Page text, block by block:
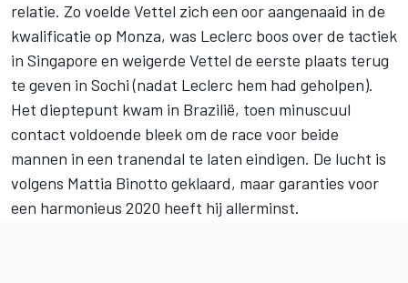
relatie. Zo voelde Vettel zich een oor aangenaaid in de
kwalificatie op Monza, was Leclerc boos over de tactiek
in Singapore en weigerde Vettel de eerste plaats terug
te geven in Sochi (nadat Leclerc hem had geholpen).
Het dieptepunt kwam in Brazilië, toen minuscuul
contact voldoende bleek om de race voor beide
mannen in een tranendal te laten eindigen. De lucht is
volgens Mattia Binotto geklaard, maar garanties voor
een harmonieus 2020 heeft hij allerminst.